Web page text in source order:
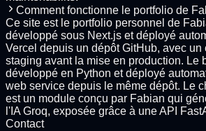
Comment fonctionne le portfolio de
Ce site est le portfolio personnel de
développé sous Next.js et déployé
Vercel depuis un dépôt GitHub, avec un
staging avant la mise en production. Le
développé en Python et déployé
web service depuis le même dépôt. Le
est un module conçu par Fabian qui
l'IA Groq, exposée grâce à une API
Contact